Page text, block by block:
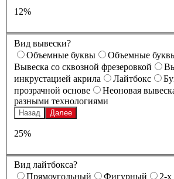
12%
Вид вывески?
Oбъемные буквы
Oбъемные
Вывеска со сквозной фрезеровкой
инкрустацией акрила
Лайтбокс
прозрачной основе
Неоновая
разными технологиями
Назад Далее
25%
Вид лайтбокса?
Прямоугольный
Фигурный 2-х